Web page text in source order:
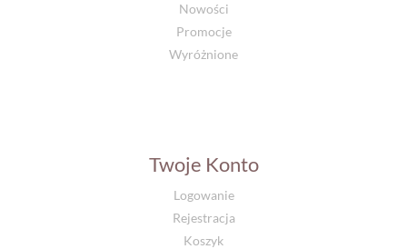
Nowości
Promocje
Wyróżnione
Twoje Konto
Logowanie
Rejestracja
Koszyk